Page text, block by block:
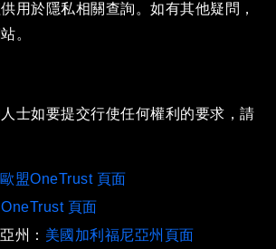
用於隱私相關查詢。如有其他疑問，
。
士如要提交行使任何權利的要求，請
歐盟OneTrust 頁面
頁面
州 ： 美國加利福尼亞州頁面